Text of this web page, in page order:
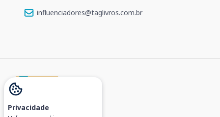
influenciadores@taglivros.com.br
Privacidade